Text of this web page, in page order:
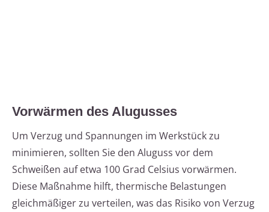
Vorwärmen des Alugusses
Um Verzug und Spannungen im Werkstück zu
minimieren, sollten Sie den Aluguss vor dem
Schweißen auf etwa 100 Grad Celsius vorwärmen.
Diese Maßnahme hilft, thermische Belastungen
gleichmäßiger zu verteilen, was das Risiko von Verzug